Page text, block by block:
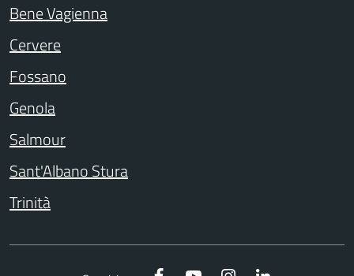
Bene Vagienna
Cervere
Fossano
Genola
Salmour
Sant'Albano Stura
Trinità